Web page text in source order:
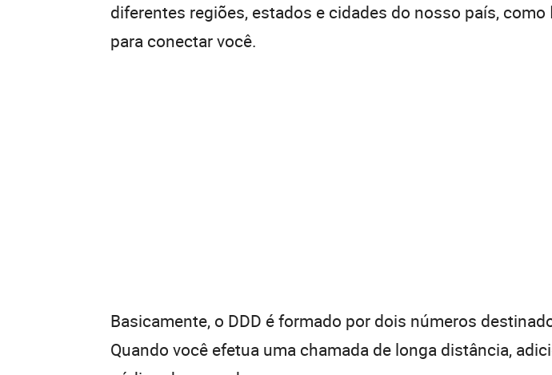
diferentes regiões, estados e cidades do nosso país, como
para conectar você.
Basicamente, o DDD é formado por dois números
Quando você efetua uma chamada de longa distância,